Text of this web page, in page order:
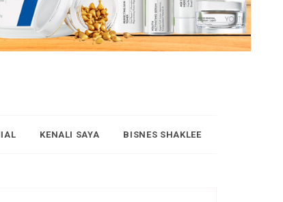
KENALI SAYA BISNES SHAKLEE